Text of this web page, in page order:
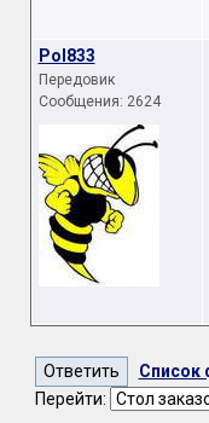
Pol833
Передовик
Сообщения: 2624
Список
Перейти: